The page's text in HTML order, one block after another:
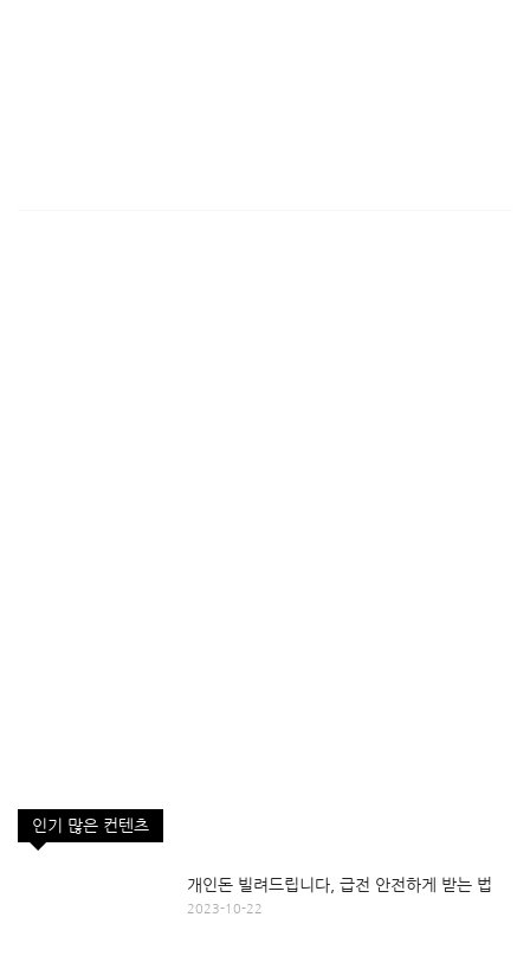
인기 많은 컨텐츠
개인돈 빌려드립니다, 급전 안전하게 받는 법
2023-10-22